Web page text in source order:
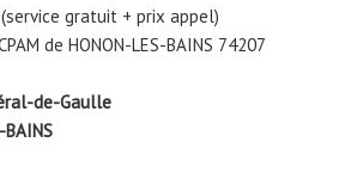
(service gratuit + prix appel)
de HONON-LES-BAINS 74207
de-Gaulle
BAINS